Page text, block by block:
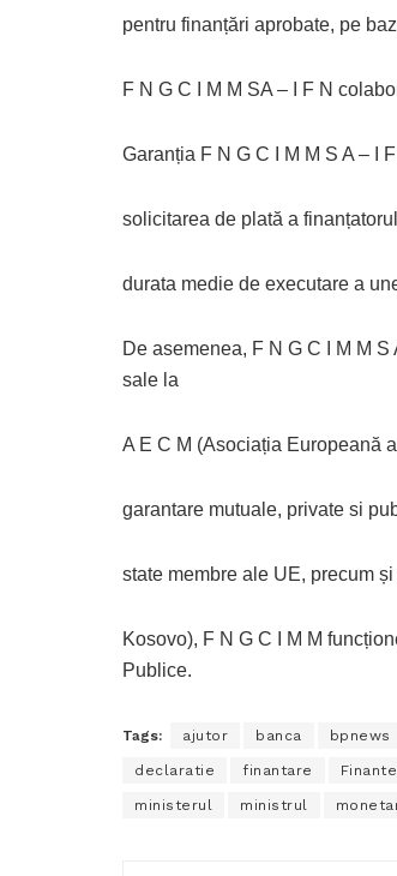
pentru finanțări aprobate, pe
F N G C I M M SA – I F N
Garanția F N G C I M M S A – I
solicitarea de plată a
durata medie de executare a
De asemenea, F N G C I M M
sale la
A E C M (Asociația Europeană
garantare mutuale, private si
state membre ale UE, precum
Kosovo), F N G C I M M
Publice.
Tags: ajutor banca bpnews
declaratie finantare Finante
ministerul ministrul